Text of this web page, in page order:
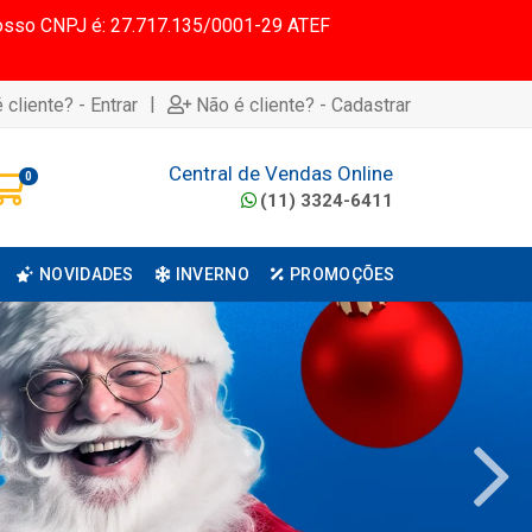
CNPJ é: 27.717.135/0001-29 ATEF
cliente? - Entrar | Não é cliente? - Cadastrar
0 Central de Vendas Online
(11) 3324-6411
NOVIDADES INVERNO PROMOÇÕES